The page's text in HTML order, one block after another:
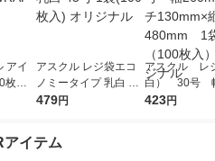
アイ
枚入
アスクル レジ袋エコ
ノミータイプ 乳白 45
号 1袋(100枚入) オリ
479円
アスクル レ
白） 30号
m×マチ
423円
アイテム